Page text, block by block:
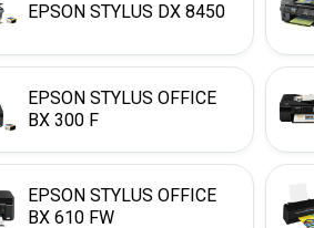
EPSON STYLUS DX 8450
EPSON STYLUS OFFICE
BX 300 F
EPSON STYLUS OFFICE
BX 610 FW